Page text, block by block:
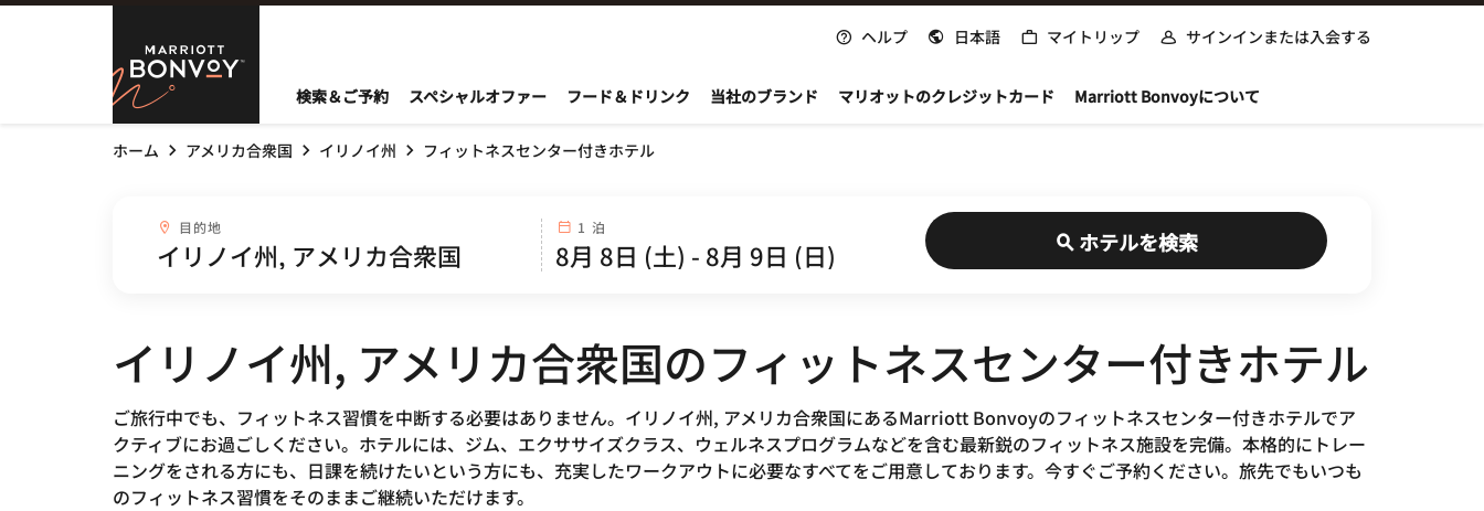
Skip to Content
Marriott Bonvoy
ヘルプ 日本語 マイトリップ サインインまたは入会する
検索＆ご予約 スペシャルオファー フード＆ドリンク 当社のブランド マリオットのクレジットカード Marriott Bonvoyについて
ホーム アメリカ合衆国 イリノイ州 フィットネスセンター付きホテル
目的地combobox
目的地 1 泊 ホテルを検索
イリノイ州, アメリカ合衆国のフィットネスセンター付きホテル
ご旅行中でも、フィットネス習慣を中断する必要はありません。イリノイ州, アメリカ合衆国にあるMarriott Bonvoyのフィットネスセンター付きホテルでア
クティブにお過ごしください。ホテルには、ジム、エクササイズクラス、ウェルネスプログラムなどを含む最新鋭のフィットネス施設を完備。本格的にトレー
ニングをされる方にも、日課を続けたいという方にも、充実したワークアウトに必要なすべてをご用意しております。今すぐご予約ください。旅先でもいつも
のフィットネス習慣をそのままご継続いただけます。